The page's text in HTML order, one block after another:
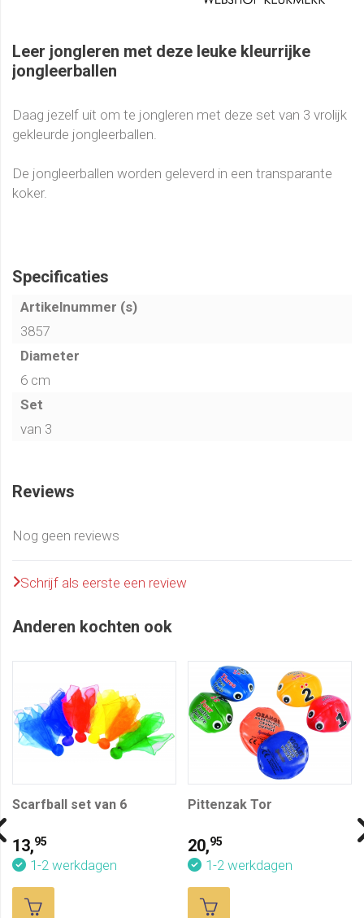
Leer jongleren met deze leuke kleurrijke
jongleerballen
Daag jezelf uit om te jongleren met deze set van 3 vrolijk
gekleurde jongleerballen.
De jongleerballen worden geleverd in een transparante
koker.
Specificaties
Artikelnummer (s)
3857
Diameter
6 cm
Set
van 3
Reviews
Nog geen reviews
Schrijf als eerste een review
Anderen kochten ook
Scarfball set van 6
13,95
1-2 werkdagen
Pittenzak Tor
20,95
1-2 werkdagen